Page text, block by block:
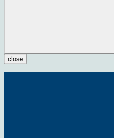
close